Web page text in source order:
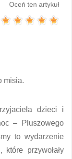
Oceń ten artykuł
misia.
dzieci i
– Pluszowego
to wydarzenie
przywołały